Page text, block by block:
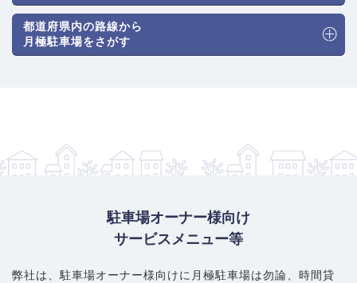
都道府県内の路線から
月極駐車場をさがす
駐車場オーナー様向け
サービスメニュー等
弊社は、駐車場オーナー様向けに月極駐車場は勿論、 時間貸